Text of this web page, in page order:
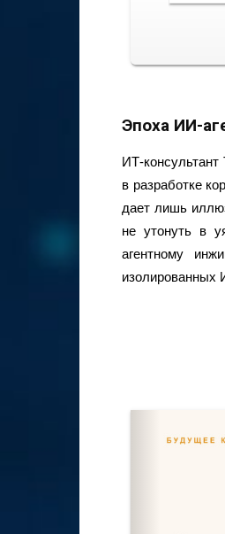
Эпоха ИИ-
ИТ-консультант
в разработке
дает лишь
не утонуть в
агентному
изолированных